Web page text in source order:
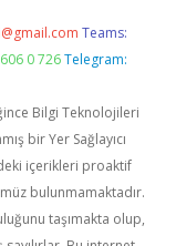
Teams:
0 726 Telegram:
Bilgi Teknolojileri
bir Yer Sağlayıcı
içerikleri proaktif
bulunmamaktadır.
taşımakta olup,